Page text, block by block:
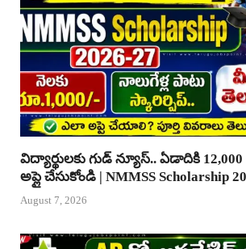
విద్యార్థులకు గుడ్ న్యూస్.. ఏడాదికి
అప్లై చేసుకోండి | NMMSS Scholarship
August 7, 2026